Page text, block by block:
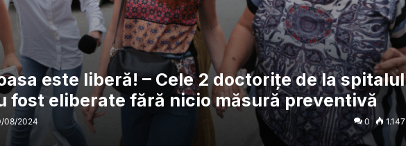
este liberă! – Cele 2 doctorițe de la spitalul
fost eliberate fără nicio măsură preventivă
08/2024 0 1.147